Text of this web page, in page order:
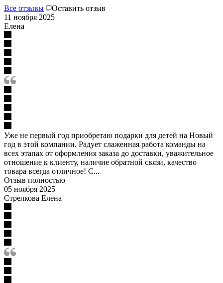
Все отзывы
Оставить отзыв
11 ноября 2025
Елена
Уже не первый год приобретаю подарки для детей на Новый
год в этой компании. Радует слаженная работа команды на
всех этапах от оформления заказа до доставки, уважительное
отношение к клиенту, наличие обратной связи, качество
товара всегда отличное! С...
Отзыв полностью
05 ноября 2025
Стрелкова Елена